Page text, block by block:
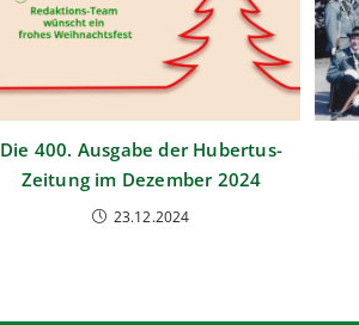
Die 400. Ausgabe der Hubertus-
Zeitung im Dezember 2024
23.12.2024